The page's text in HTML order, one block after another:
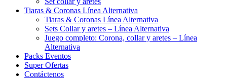
Tiaras & Coronas Línea Alternativa
Tiaras & Coronas Línea Alternativa
Sets Collar y aretes – Línea Alternativa
Juego completo: Corona, collar y aretes – Línea
Alternativa
Packs Eventos
Super Ofertas
Contáctenos